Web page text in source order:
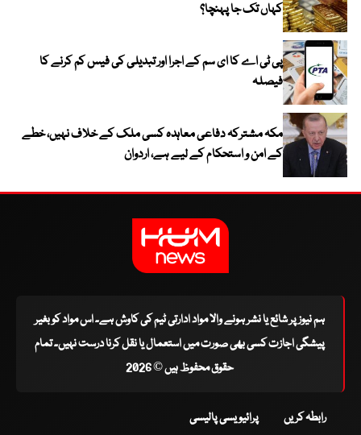
کہاں تک جا پہنچا؟
پی ٹی اے کا ای سم کے اجرا اور تبدیلی کی فیس کم کرنے کا
فیصلہ
مکہ مشترکہ دفاعی معاہدہ کسی ملک کے خلاف نہیں، خطے
کے امن و استحکام کے لیے ہے، اردوان
ہم نیوز پر شائع یا نشر ہونے والا مواد ادارتی ٹیم کی کاوش ہے۔ اس مواد کو بغیر
پیشگی اجازت کسی بھی صورت میں استعمال یا نقل کرنا درست نہیں۔ تمام
حقوق محفوظ ہیں © 2026
رابطہ کریں پرائیویسی پالیسی